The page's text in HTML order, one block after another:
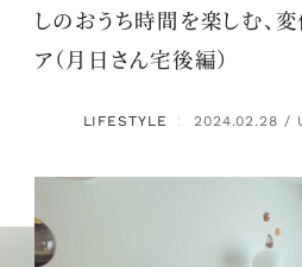
しのおうち時間を楽しむ、
ア（月日さん宅後編）
LIFESTYLE ： 2024.02.28 /